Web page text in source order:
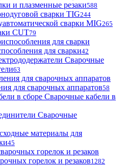
и плазменные резаки588
сварки TIG244
сварки MIG265
CUT79
для сварки42
Сварочные
63
для сварочных аппаратов58
Сварочные кабели в
Сварочные
материалы для
45
горелок и резаков1282